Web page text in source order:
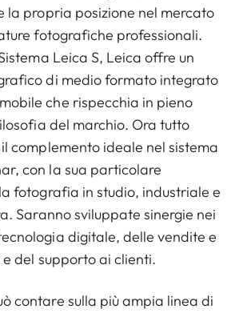
la propria posizione nel mercato
fotografiche professionali.
Leica S, Leica offre un
di medio formato integrato
che rispecchia in pieno
del marchio. Ora tutto
complemento ideale nel sistema
con la sua particolare
fotografia in studio, industriale e
Saranno sviluppate sinergie nei
digitale, delle vendite e
del supporto ai clienti.
contare sulla più ampia linea di